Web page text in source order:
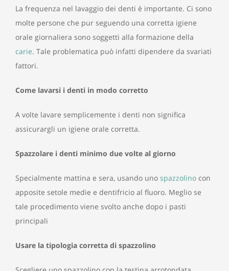
La frequenza nel lavaggio dei denti è importante. Ci sono
molte persone che pur seguendo una corretta igiene
orale giornaliera sono soggetti alla formazione della
carie. Tale problematica può infatti dipendere da svariati
fattori.
Come lavarsi i denti in modo corretto
A volte lavare semplicemente i denti non significa
assicurargli un igiene orale corretta.
Spazzolare i denti minimo due volte al giorno
Specialmente mattina e sera, usando uno spazzolino con
apposite setole medie e dentifricio al fluoro. Meglio se
tale procedimento viene svolto anche dopo i pasti
principali
Usare la tipologia corretta di spazzolino